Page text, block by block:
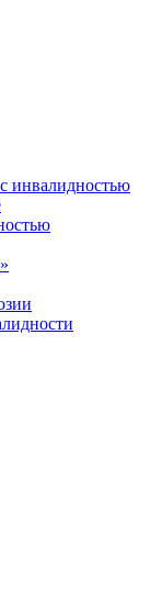
инвалидностью